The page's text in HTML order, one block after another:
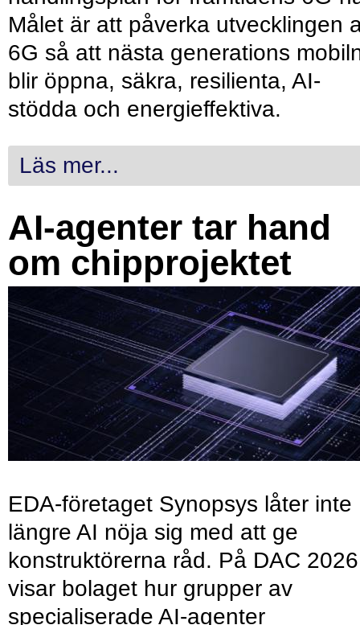
Målet är att påverka utvecklingen
6G så att nästa generations
blir öppna, säkra, resilienta, AI-
stödda och energieffektiva.
Läs mer...
AI-agenter tar hand
om chipprojektet
EDA-företaget Synopsys låter inte
längre AI nöja sig med att ge
konstruktörerna råd. På DAC 2026
visar bolaget hur grupper av
specialiserade AI-agenter